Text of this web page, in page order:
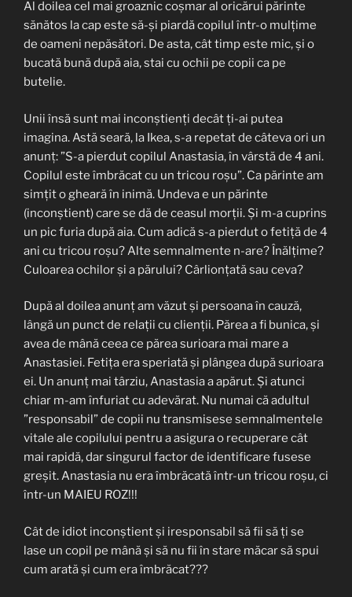
Al doilea cel mai groaznic coșmar al oricărui părinte
sănătos la cap este să-și piardă copilul într-o mulțime
de oameni nepăsători. De asta, cât timp este mic, și o
bucată bună după aia, stai cu ochii pe copii ca pe
butelie.
Unii însă sunt mai inconștienți decât ți-ai putea
imagina. Astă seară, la Ikea, s-a repetat de câteva ori un
anunț: ”S-a pierdut copilul Anastasia, în vârstă de 4 ani.
Copilul este îmbrăcat cu un tricou roșu”. Ca părinte am
simțit o gheară în inimă. Undeva e un părinte
(inconștient) care se dă de ceasul morții. Și m-a cuprins
un pic furia după aia. Cum adică s-a pierdut o fetiță de 4
ani cu tricou roșu? Alte semnalmente n-are? Înălțime?
Culoarea ochilor și a părului? Cârlionțată sau ceva?
După al doilea anunț am văzut și persoana în cauză,
lângă un punct de relații cu clienții. Părea a fi bunica, și
avea de mână ceea ce părea surioara mai mare a
Anastasiei. Fetița era speriată și plângea după surioara
ei. Un anunț mai târziu, Anastasia a apărut. Și atunci
chiar m-am înfuriat cu adevărat. Nu numai că adultul
”responsabil” de copii nu transmisese semnalmentele
vitale ale copilului pentru a asigura o recuperare cât
mai rapidă, dar singurul factor de identificare fusese
greșit. Anastasia nu era îmbrăcată într-un tricou roșu, ci
într-un MAIEU ROZ!!!
Cât de idiot inconștient și iresponsabil să fii să ți se
lase un copil pe mână și să nu fii în stare măcar să spui
cum arată și cum era îmbrăcat???